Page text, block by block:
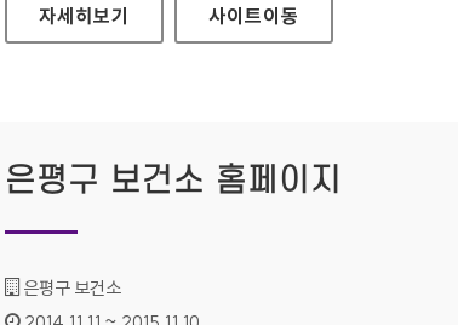
오송생명과학단지지원센터 홈페이지
자세히보기 사이트이동
은평구 보건소 홈페이지
기관명 :
은평구 보건소